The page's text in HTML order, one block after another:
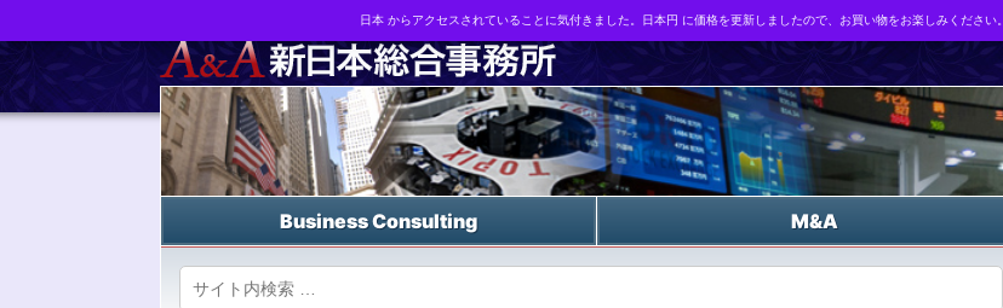
Business strategy reports, business matching and M&A in Japan
Business Consulting M&A
日本 からアクセスされていることに気付きました。日本円 に価格を更新しましたので、お買い物をお楽しみください。